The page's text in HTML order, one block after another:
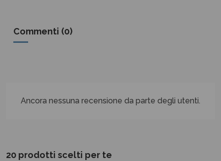
Commenti (0)
Ancora nessuna recensione da parte degli utenti.
20 prodotti scelti per te